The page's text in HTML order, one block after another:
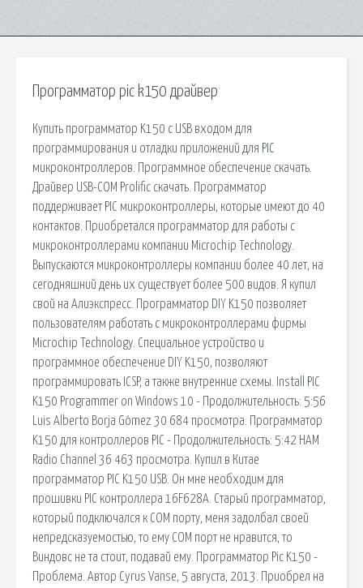
Программатор pic k150 драйвер
Купить программатор K150 c USB входом для
программирования и отладки приложений для PIC
микроконтроллеров. Программное обеспечение скачать.
Драйвер USB-COM Prolific скачать. Программатор
поддерживает PIC микроконтроллеры, которые имеют до 40
контактов. Приобретался программатор для работы с
микроконтроллерами компании Microchip Technology.
Выпускаются микроконтроллеры компании более 40 лет, на
сегодняшний день их существует более 500 видов. Я купил
свой на Алиэкспресс. Программатор DIY K150 позволяет
пользователям работать с микроконтроллерами фирмы
Microchip Technology. Специальное устройство и
программное обеспечение DIY K150, позволяют
программировать ICSP, а также внутренние схемы. Install PIC
K150 Programmer on Windows 10 - Продолжительность: 5:56
Luis Alberto Borja Gómez 30 684 просмотра. Программатор
K150 для контроллеров PIC - Продолжительность: 5:42 HAM
Radio Channel 36 463 просмотра. Купил в Китае
программатор PIC K150 USB. Он мне необходим для
прошивки PIC контроллера 16F628A. Старый программатор,
который подключался к СОМ порту, меня задолбал своей
непредсказуемостью, то ему СОМ порт не нравится, то
Виндовс не та стоит, подавай ему. Программатор Pic K150 -
Проблема. Автор Cyrus Vanse, 5 августа, 2013. Приобрел на